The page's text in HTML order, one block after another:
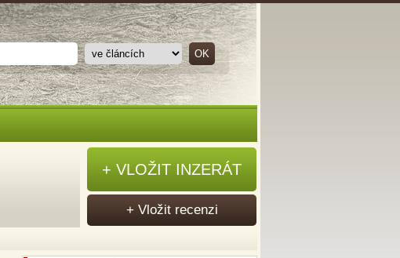
+ VLOŽIT INZERÁT
+ Vložit recenzi